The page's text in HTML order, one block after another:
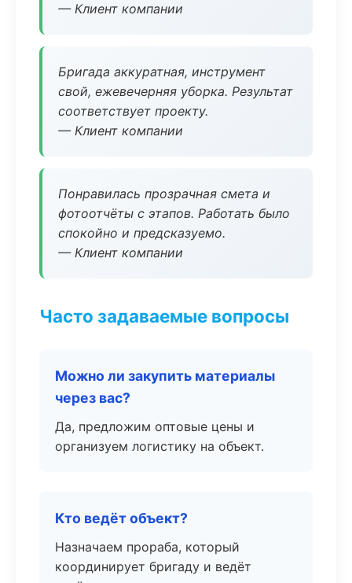
— Клиент компании
Бригада аккуратная, инструмент
свой, ежевечерняя уборка. Результат
соответствует проекту.
— Клиент компании
Понравилась прозрачная смета и
фотоотчёты с этапов. Работать было
спокойно и предсказуемо.
— Клиент компании
Часто задаваемые вопросы
Можно ли закупить материалы
через вас?
Да, предложим оптовые цены и
организуем логистику на объект.
Кто ведёт объект?
Назначаем прораба, который
координирует бригаду и ведёт